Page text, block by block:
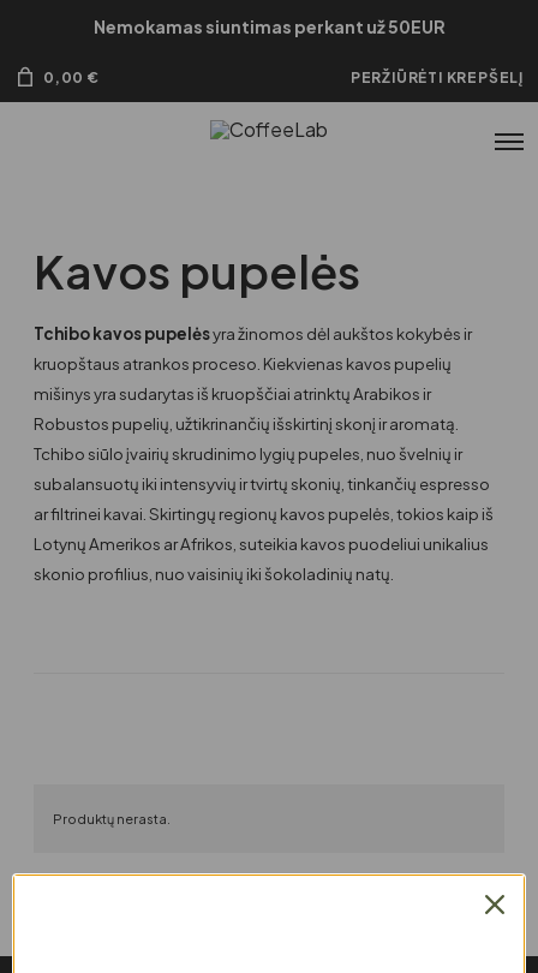
Nemokamas siuntimas perkant už 50EUR
0,00 € PERŽIŪRĖTI KREPŠELĮ
Kavos pupelės
Tchibo kavos pupelėsyra žinomos dėl aukštos kokybės ir
kruopštaus atrankos proceso. Kiekvienas kavos pupelių
mišinys yra sudarytas iš kruopščiai atrinktų Arabikos ir
Robustos pupelių, užtikrinančių išskirtinį skonį ir aromatą.
Tchibo siūlo įvairių skrudinimo lygių pupeles, nuo švelnių ir
subalansuotų iki intensyvių ir tvirtų skonių, tinkančių espresso
ar filtrinei kavai. Skirtingų regionų kavos pupelės, tokios kaip iš
Lotynų Amerikos ar Afrikos, suteikia kavos puodeliui unikalius
skonio profilius, nuo vaisinių iki šokoladinių natų.
Produktų nerasta.